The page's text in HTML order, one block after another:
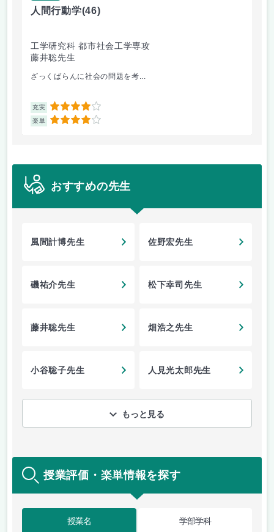
人間行動学(46)
工学研究科 都市社会工学専攻
藤井聡先生
ざっくばらんに社会の問題を考...
充実 4
楽単 4
おすすめの先生
風間計博先生 佐野宏先生
磯祐介先生 松下幸司先生
藤井聡先生 畑浩之先生
小谷聡子先生 人見光太郎先生
もっと見る
授業評価・楽単情報を探す
授業名 学部学科